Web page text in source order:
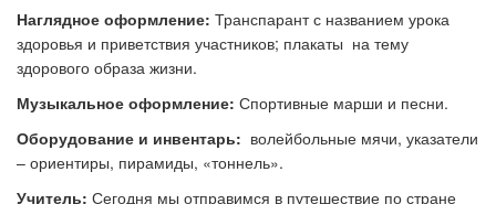
Наглядное оформление: Транспарант с названием урока
здоровья и приветствия участников; плакаты на тему
здорового образа жизни.
Музыкальное оформление: Спортивные марши и песни.
Оборудование и инвентарь: волейбольные мячи, указатели
– ориентиры, пирамиды, «тоннель».
Учитель: Сегодня мы отправимся в путешествие по стране